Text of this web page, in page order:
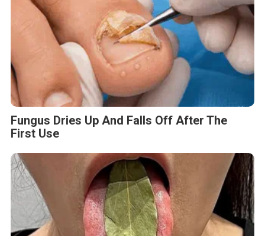
Fungus Dries Up And Falls Off After The
First Use